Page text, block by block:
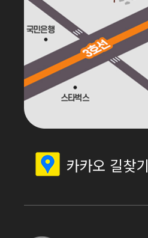
카카오 길찾기